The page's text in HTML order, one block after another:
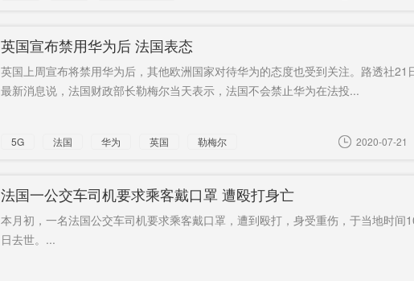
英国宣布禁用华为后 法国表态
英国上周宣布将禁用华为后，其他欧洲国家对待华为的态度也受到关注。路透社21
最新消息说，法国财政部长勒梅尔当天表示，法国不会禁止华为在法投...
5G 法国 华为 英国 勒梅尔 2020-07-21
法国一公交车司机要求乘客戴口罩 遭殴打身亡
本月初，一名法国公交车司机要求乘客戴口罩，遭到殴打，身受重伤，于当地时间
日去世。...